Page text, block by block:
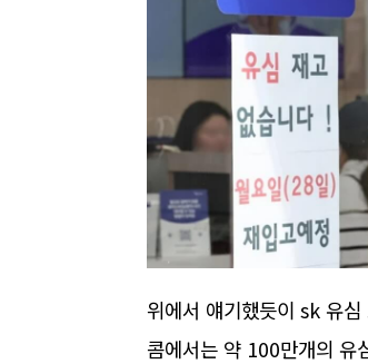
위에서 얘기했듯이 sk 유
콤에서는 약 100만개의 유